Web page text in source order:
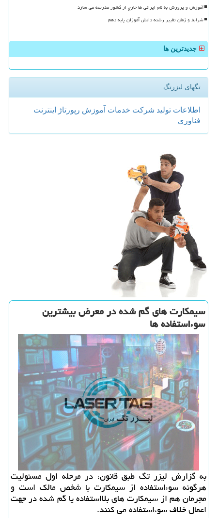
آموزش و پرورش به نام ایرانی ها خارج از کشور مدرسه می سازد
شرایط و زمان تغییر رشته دانش آموزان پایه دهم
جدیدترین ها
تگهای لیزرتگ
اطلاعات تولید شركت خدمات آموزش رپورتاژ
اینترنت
فناوری
سیمكارت های گم شده در معرض بیشترین
سوءاستفاده ها
به گزارش لیزر تگ طبق قانون، در مرحله اول مسئولیت
هرگونه سوءاستفاده از سیمكارت با شخص مالك است و
مجرمان هم از سیمكارت های بلااستفاده یا گم شده در جهت
اعمال خلاف سوءاستفاده می كنند.